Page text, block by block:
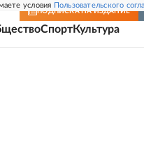
условия Пользовательского
ПОДПИСКА НА ИЗДАНИЕ
СпортКультура